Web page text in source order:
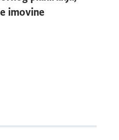
je produžen te se
imovine